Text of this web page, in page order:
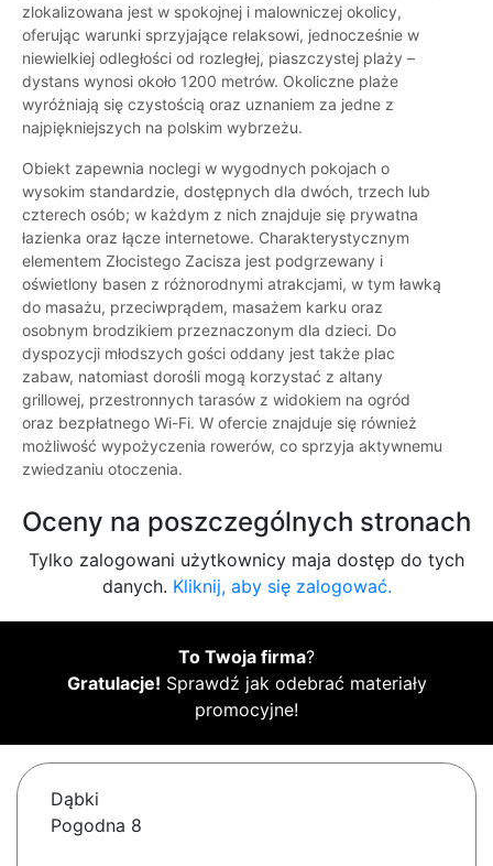
zlokalizowana jest w spokojnej i malowniczej okolicy,
oferując warunki sprzyjające relaksowi, jednocześnie w
niewielkiej odległości od rozległej, piaszczystej plaży –
dystans wynosi około 1200 metrów. Okoliczne plaże
wyróżniają się czystością oraz uznaniem za jedne z
najpiękniejszych na polskim wybrzeżu.
Obiekt zapewnia noclegi w wygodnych pokojach o
wysokim standardzie, dostępnych dla dwóch, trzech lub
czterech osób; w każdym z nich znajduje się prywatna
łazienka oraz łącze internetowe. Charakterystycznym
elementem Złocistego Zacisza jest podgrzewany i
oświetlony basen z różnorodnymi atrakcjami, w tym ławką
do masażu, przeciwprądem, masażem karku oraz
osobnym brodzikiem przeznaczonym dla dzieci. Do
dyspozycji młodszych gości oddany jest także plac
zabaw, natomiast dorośli mogą korzystać z altany
grillowej, przestronnych tarasów z widokiem na ogród
oraz bezpłatnego Wi-Fi. W ofercie znajduje się również
możliwość wypożyczenia rowerów, co sprzyja aktywnemu
zwiedzaniu otoczenia.
Oceny na poszczególnych stronach
Tylko zalogowani użytkownicy maja dostęp do tych
danych. Kliknij, aby się zalogować.
To Twoja firma?
Gratulacje! Sprawdź jak odebrać materiały
promocyjne!
Dąbki
Pogodna 8